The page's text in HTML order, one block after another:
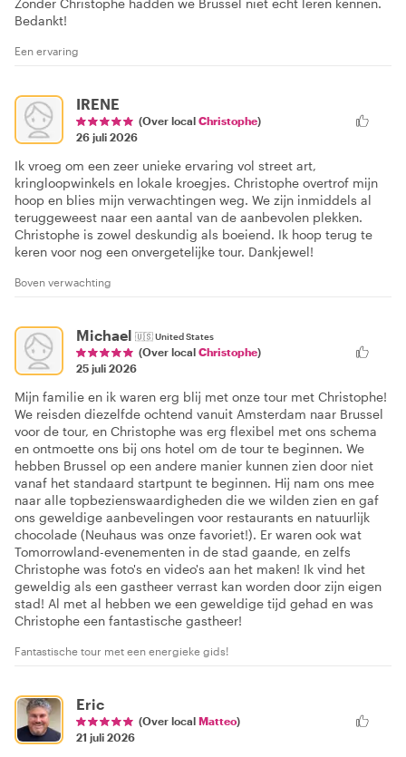
Bedankt!
Een ervaring
IRENE
(Over local Christophe)
26 juli 2026
Ik vroeg om een zeer unieke ervaring vol street art,
kringloopwinkels en lokale kroegjes. Christophe overtrof mijn
hoop en blies mijn verwachtingen weg. We zijn inmiddels al
teruggeweest naar een aantal van de aanbevolen plekken.
Christophe is zowel deskundig als boeiend. Ik hoop terug te
keren voor nog een onvergetelijke tour. Dankjewel!
Boven verwachting
Michael 🇺🇸United States
(Over local Christophe)
25 juli 2026
Mijn familie en ik waren erg blij met onze tour met Christophe!
We reisden diezelfde ochtend vanuit Amsterdam naar Brussel
voor de tour, en Christophe was erg flexibel met ons schema
en ontmoette ons bij ons hotel om de tour te beginnen. We
hebben Brussel op een andere manier kunnen zien door niet
vanaf het standaard startpunt te beginnen. Hij nam ons mee
naar alle topbezienswaardigheden die we wilden zien en gaf
ons geweldige aanbevelingen voor restaurants en natuurlijk
chocolade (Neuhaus was onze favoriet!). Er waren ook wat
Tomorrowland-evenementen in de stad gaande, en zelfs
Christophe was foto's en video's aan het maken! Ik vind het
geweldig als een gastheer verrast kan worden door zijn eigen
stad! Al met al hebben we een geweldige tijd gehad en was
Christophe een fantastische gastheer!
Fantastische tour met een energieke gids!
Eric
(Over local Matteo)
21 juli 2026